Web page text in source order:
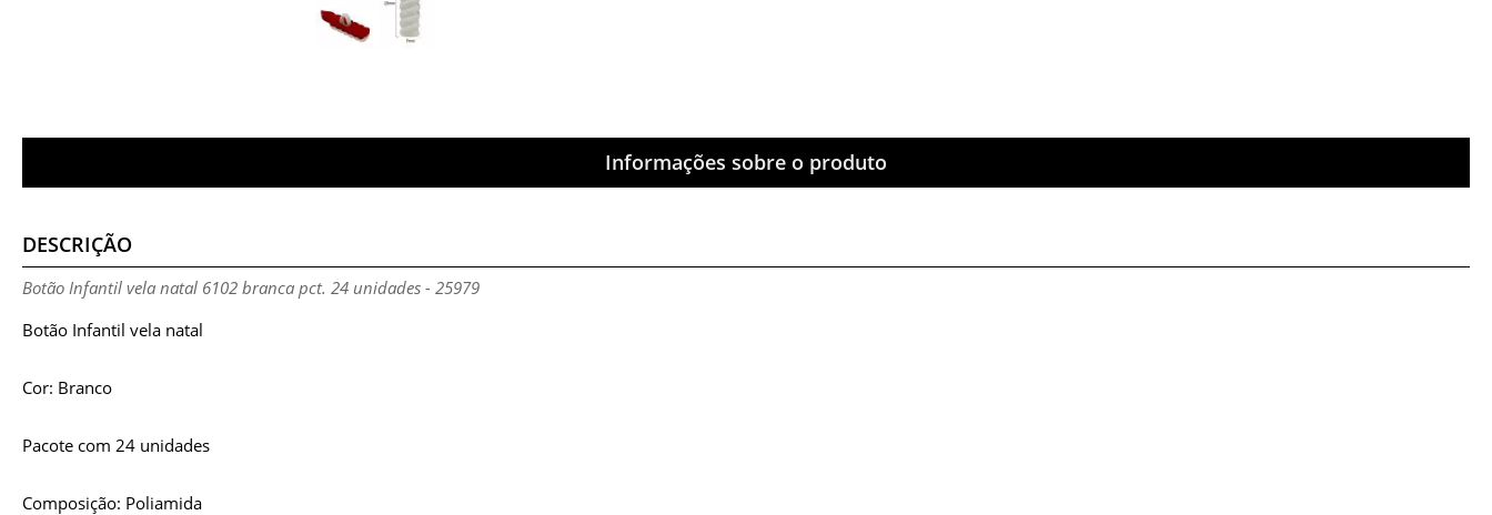
Informações sobre o produto
DESCRIÇÃO
Botão Infantil vela natal 6102 branca pct. 24 unidades - 25979
Botão Infantil vela natal
Cor: Branco
Pacote com 24 unidades
Composição: Poliamida